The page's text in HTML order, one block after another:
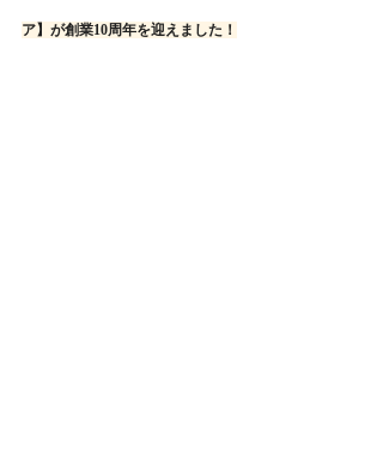
ア】が創業10周年を迎えました！